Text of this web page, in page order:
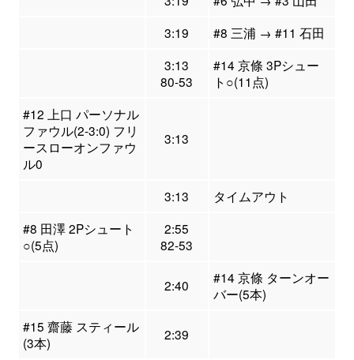
3:19
#8 三浦 → #11 石田
3:13
80-53
#14 京條 3Pシュー
ト○(11点)
#12 上口 パーソナル
ファウル(2-3:0) フリ
ースローオンファウ
ル0
3:13
3:13
タイムアウト
#8 田澤 2Pシュート
○(5点)
2:55
82-53
2:40
#14 京條 ターンオー
バー(5本)
#15 齋藤 スティール
(3本)
2:39